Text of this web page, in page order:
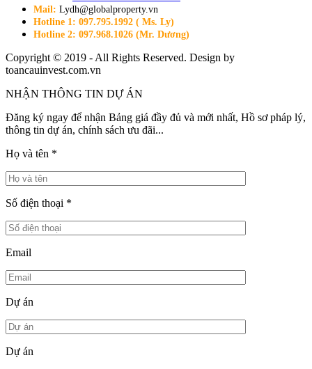
Mail: Lydh@globalproperty.vn
Hotline 1: 097.795.1992 ( Ms. Ly)
Hotline 2: 097.968.1026 (Mr. Dương)
Copyright © 2019 - All Rights Reserved. Design by
toancauinvest.com.vn
NHẬN THÔNG TIN DỰ ÁN
Đăng ký ngay để nhận Bảng giá đầy đủ và mới nhất, Hồ sơ pháp lý,
thông tin dự án, chính sách ưu đãi...
Họ và tên *
Số điện thoại *
Email
Dự án
Dự án